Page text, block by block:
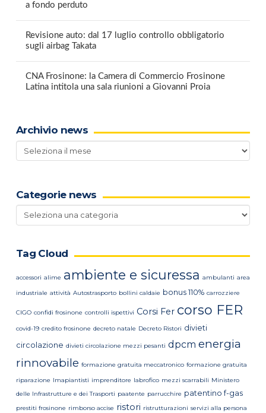
a fondo perduto
Revisione auto: dal 17 luglio controllo obbligatorio
sugli airbag Takata
CNA Frosinone: la Camera di Commercio Frosinone
Latina intitola una sala riunioni a Giovanni Proia
Archivio news
Archivio
news
Categorie news
Categorie
news
Tag Cloud
accessori alime ambiente e sicuressa ambulanti area
industriale attività Autostrasporto bollini caldaie bonus 110% carrozziere
CIGO confidi frosinone controlli ispettivi Corsi Fer corso FER
covid-19 credito frosinone decreto natale Decreto Ristori divieti
circolazione divieti circolazione mezzi pesanti dpcm energia
rinnovabile formazione gratuita meccatronico formazione gratuita
riparazione Imapiantisti imprenditore labrofico mezzi scarrabili Ministero
delle Infrastrutture e dei Trasporti paatente parrucchire patentino f-gas
prestiti frosinone rimborso accise ristori ristrutturazioni servizi alla persona